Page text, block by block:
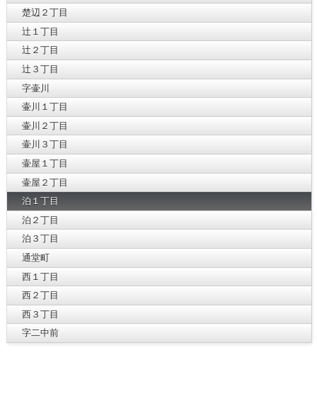
楚辺２丁目
辻１丁目
辻２丁目
辻３丁目
字壷川
壷川１丁目
壷川２丁目
壷川３丁目
壷屋１丁目
壷屋２丁目
泊１丁目
泊２丁目
泊３丁目
通堂町
西１丁目
西２丁目
西３丁目
字二中前